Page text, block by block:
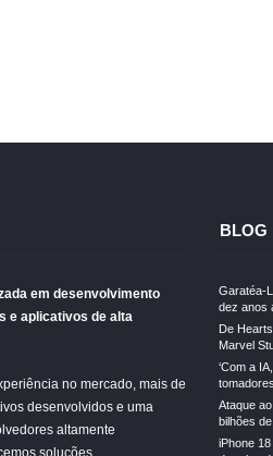
em desenvolvimento
e aplicativos de alta
no mercado, mais de
desenvolvidos e uma
altamente
soluções
BLOG
Garatéa-
dez anos
De
Marvel
‘Com a
Ataque
bilhões
iPhone